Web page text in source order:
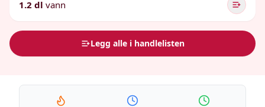
1.2 dl vann
Legg alle i handlelisten